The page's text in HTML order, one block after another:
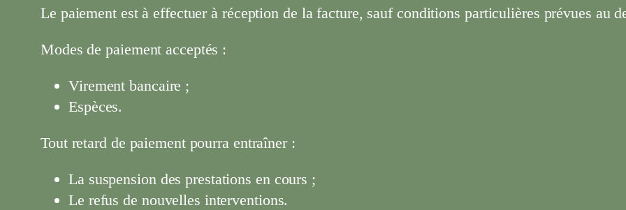
Le paiement est à effectuer à réception de la facture, sauf conditions particulières prévues au
Modes de paiement acceptés :
Virement bancaire ;
Espèces.
Tout retard de paiement pourra entraîner :
La suspension des prestations en cours ;
Le refus de nouvelles interventions.